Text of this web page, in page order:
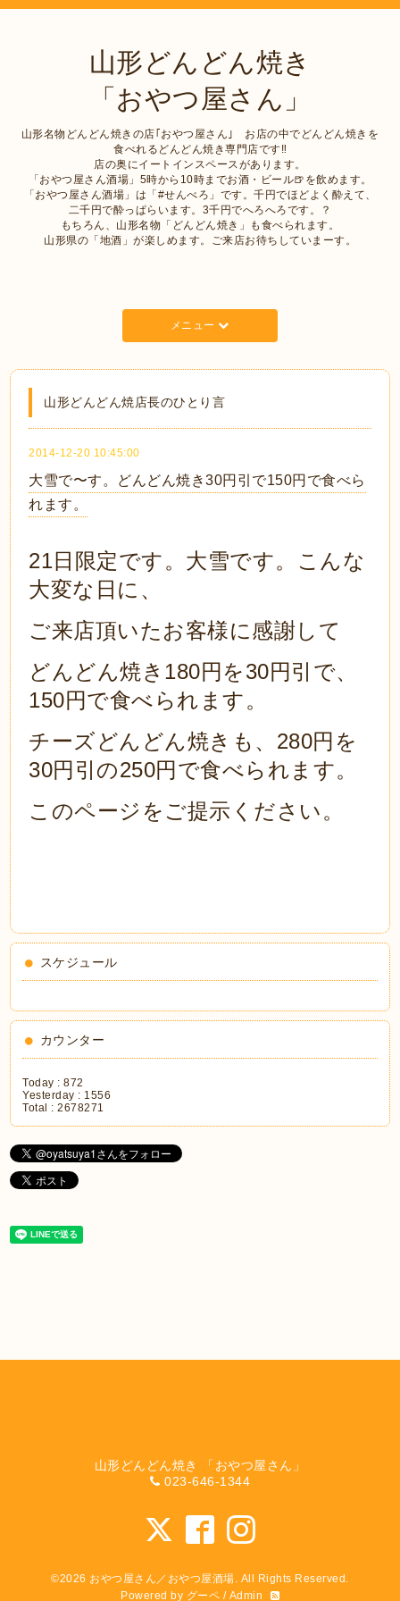
山形どんどん焼き
「おやつ屋さん」
山形名物どんどん焼きの店｢おやつ屋さん｣ お店の中でどんどん焼きを
食べれるどんどん焼き専門店です‼︎
店の奥にイートインスペースがあります。
「おやつ屋さん酒場」5時から10時までお酒・ビール🍺を飲めます。
「おやつ屋さん酒場」は「#せんべろ」です。千円でほどよく酔えて、
二千円で酔っぱらいます。3千円でへろへろです。？
もちろん、山形名物「どんどん焼き」も食べられます。
山形県の「地酒」が楽しめます。ご来店お待ちしていまーす。
メニュー
山形どんどん焼店長のひとり言
2014-12-20 10:45:00
大雪で〜す。どんどん焼き30円引で150円で食べら
れます。
21日限定です。大雪です。こんな
大変な日に、
ご来店頂いたお客様に感謝して
どんどん焼き180円 を30円引で、
150円で食べられます。
チーズどんどん焼きも、280円を
30円引の250円で食べられます。
このページをご提示ください。
スケジュール
カウンター
Today :872
Yesterday : 1556
Total :2678271
山形どんどん焼き 「おやつ屋さん」
023-646-1344
©2026 おやつ屋さん／おやつ屋酒場. All Rights Reserved.
Powered by グーペ / Admin